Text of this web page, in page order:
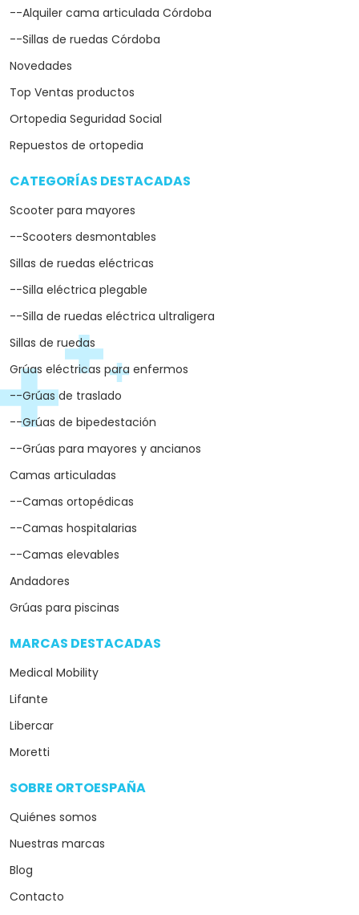
--Alquiler cama articulada Córdoba
--Sillas de ruedas Córdoba
Novedades
Top Ventas productos
Ortopedia Seguridad Social
Repuestos de ortopedia
CATEGORÍAS DESTACADAS
Scooter para mayores
--Scooters desmontables
Sillas de ruedas eléctricas
--Silla eléctrica plegable
--Silla de ruedas eléctrica ultraligera
Sillas de ruedas
Grúas eléctricas para enfermos
--Grúas de traslado
--Grúas de bipedestación
--Grúas para mayores y ancianos
Camas articuladas
--Camas ortopédicas
--Camas hospitalarias
--Camas elevables
Andadores
Grúas para piscinas
MARCAS DESTACADAS
Medical Mobility
Lifante
Libercar
Moretti
SOBRE ORTOESPAÑA
Quiénes somos
Nuestras marcas
Blog
Contacto